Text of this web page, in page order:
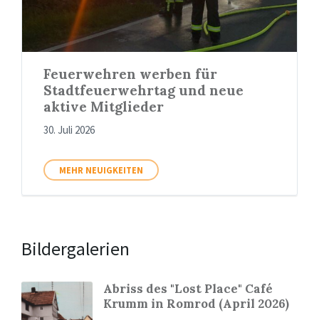
Feuerwehren werben für
Stadtfeuerwehrtag und neue
aktive Mitglieder
30. Juli 2026
MEHR NEUIGKEITEN
Bildergalerien
Abriss des "Lost Place" Café
Krumm in Romrod (April 2026)